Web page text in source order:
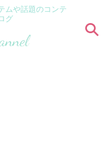
ムや話題のコンテ
グ